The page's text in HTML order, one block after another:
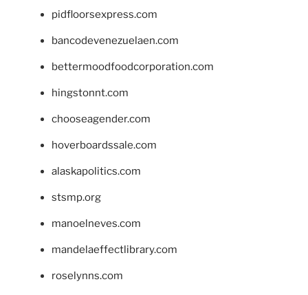
pidfloorsexpress.com
bancodevenezuelaen.com
bettermoodfoodcorporation.com
hingstonnt.com
chooseagender.com
hoverboardssale.com
alaskapolitics.com
stsmp.org
manoelneves.com
mandelaeffectlibrary.com
roselynns.com